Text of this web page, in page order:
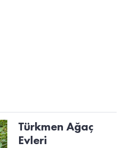
Türkmen Ağaç
Evleri